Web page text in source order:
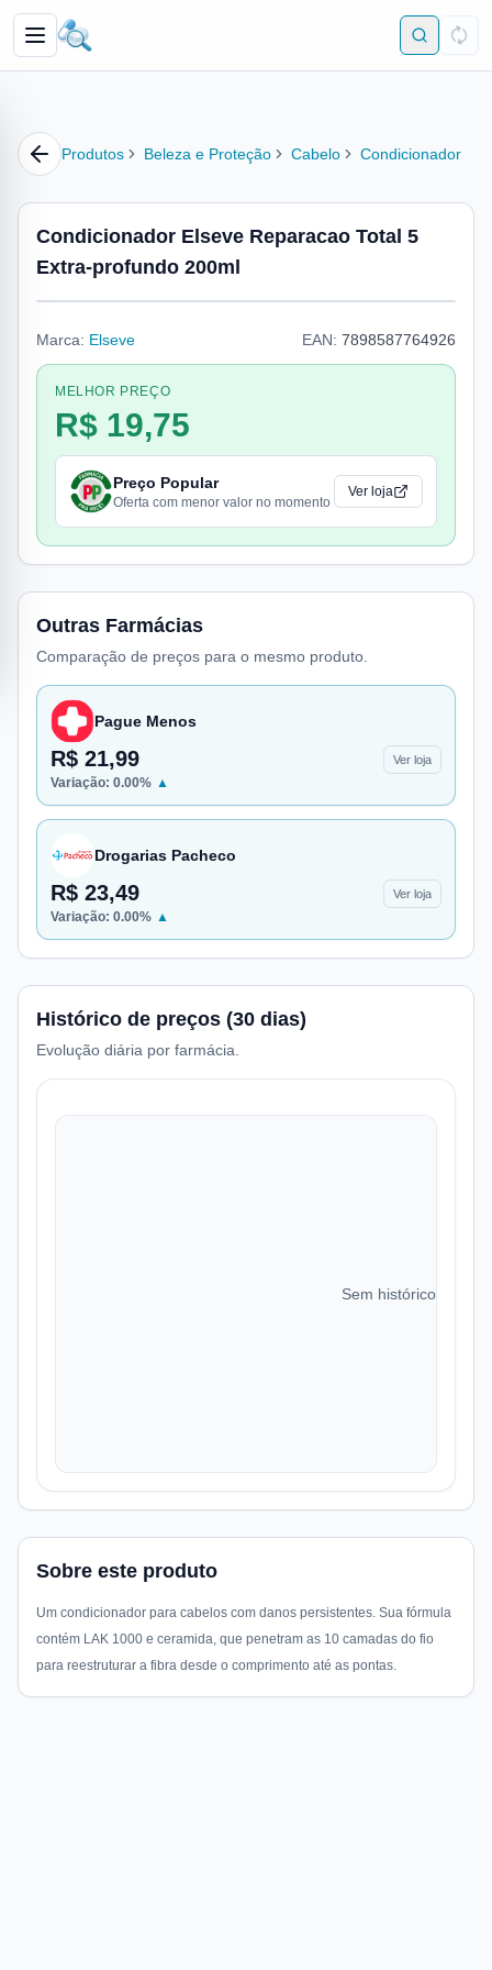
Produtos Beleza e Proteção Cabelo Condicionador
Condicionador Elseve Reparacao Total 5
Extra-profundo 200ml
Marca: Elseve EAN: 7898587764926
MELHOR PREÇO
R$ 19,75
Preço Popular
Oferta com menor valor no momento
Ver loja
Outras Farmácias
Comparação de preços para o mesmo produto.
Pague Menos
R$ 21,99 Ver loja
Variação: 0.00% ▲
Drogarias Pacheco
R$ 23,49 Ver loja
Variação: 0.00% ▲
Histórico de preços (30 dias)
Evolução diária por farmácia.
Sem histórico de
Sobre este produto
Um condicionador para cabelos com danos persistentes. Sua fórmula
contém LAK 1000 e ceramida, que penetram as 10 camadas do fio
para reestruturar a fibra desde o comprimento até as pontas.